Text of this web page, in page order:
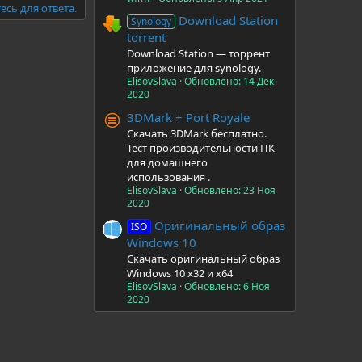
для ответа.
Synology Download Station
torrent
Download Station — торрент
приложение для synology.
ElisovSlava Обновлено: 14 Дек
2020
3DMark + Port Royale
Скачать 3DMark бесплатно.
Тест производительности ПК
для домашнего
использования .
ElisovSlava Обновлено:23 Ноя
2020
ISO Оригинальный образ
Windows 10
Скачать оригинальный образ
Windows 10 x32 и x64
ElisovSlava Обновлено:6 Ноя
2020